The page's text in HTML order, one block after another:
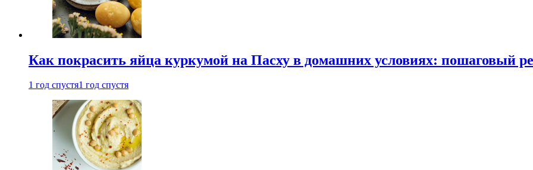
Как покрасить яйца куркумой на Пасху в домашних условиях: пошаговый
1 год спустя1 год спустя